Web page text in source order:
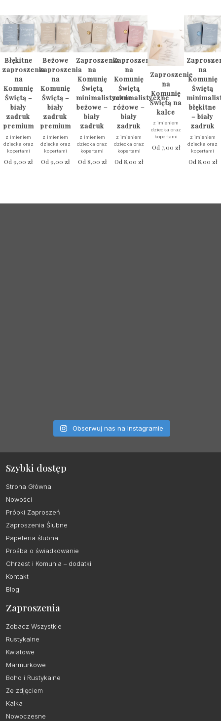
Błękitne
zaproszenia
na
Komunię
Świętą –
biały
zadruk
premium
z imieniem
dziecka oraz
kopertami
Od9,00zł
Beżowe
zaproszenia
na
Komunię
Świętą –
biały
zadruk
premium
z imieniem
dziecka oraz
kopertami
Od 9,00 zł
Zaproszenia
na
Komunię
Świętą
minimalistyczne
beżowe –
biały
zadruk
z imieniem
dziecka oraz
kopertami
Od 8,00 zł
Zaproszenia
na
Komunię
Świętą
minimalistyczne
różowe –
biały
zadruk
z imieniem
dziecka oraz
kopertami
Od 8,00zł
Zaproszenie
na
Komunię
Świętą na
kalce
z imieniem
dziecka oraz
kopertami
Od 7,00 zł
na
Komunię
Świętą
błękitne
– biały
zadruk
z imieniem
dziecka oraz
kopertami
Od 8,00 zł
Obserwuj nas na Instagramie
Szybki dostęp
Strona Główna
Nowości
Próbki Zaproszeń
Zaproszenia Ślubne
Papeteria ślubna
Prośba o świadkowanie
Chrzest i Komunia – dodatki
Kontakt
Blog
Zaproszenia
Zobacz Wszystkie
Rustykalne
Kwiatowe
Marmurkowe
Boho i Rustykalne
Ze zdjęciem
Kalka
Nowoczesne